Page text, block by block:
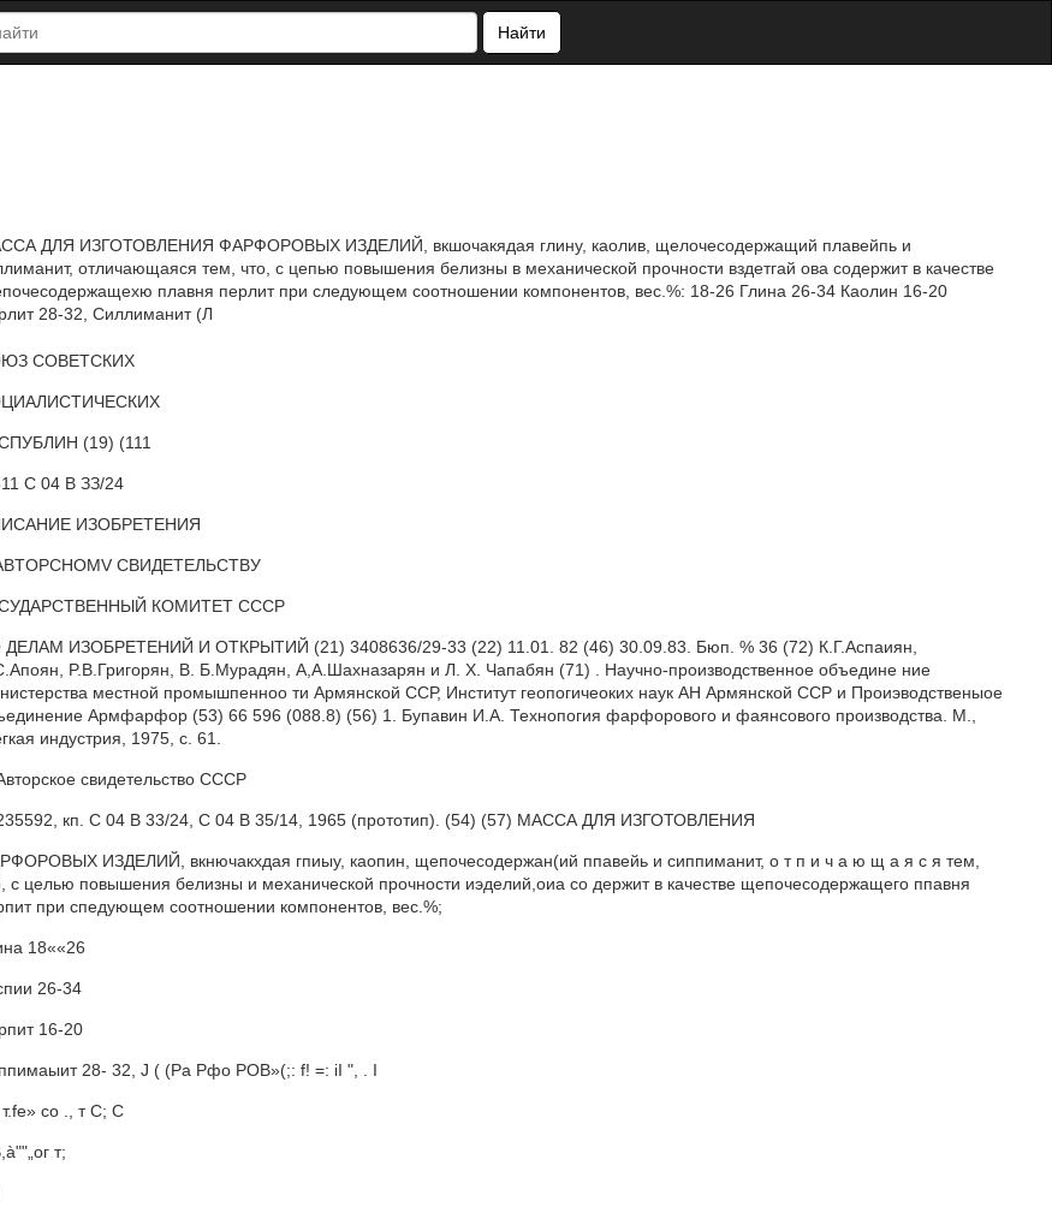
Найти
ДЛЯ ИЗГОТОВЛЕНИЯ ФАРФОРОВЫХ ИЗДЕЛИЙ, вкшочакядая глину, каолив, щелочесодержащий плавейпь и
отличающаяся тем, что, с цепью повышения белизны в механической прочности вздетгай ова содержит в качестве
плавня перлит при следующем соотношении компонентов, вес.%: 18-26 Глина 26-34 Каолин 16-20
28-32, Силлиманит (Л
СОВЕТСКИХ
(19) (111
С 04 В ЗЗ/24
ИЗОБРЕТЕНИЯ
СВИДЕТЕЛЬСТВУ
КОМИТЕТ СССР
ИЗОБРЕТЕНИЙ И ОТКРЫТИЙ (21) 3408636/29-33 (22) 11.01. 82 (46) 30.09.83. Бюп. % 36 (72) К.Г.Аспаиян,
P.B.Григорян, В. Б.Мурадян, А,А.Шахназарян и Л. Х. Чапабян (71) . Научно-производственное объедине ние
местной промышпенноо ти Армянской ССР, Институт геопогичеоких наук АН Армянской CCP и Проиэводственыое
Армфарфор (53) 66 596 (088.8) (56) 1. Бупавин И.А. Технопогия фарфорового и фаянсового производства. М.,
индустрия, 1975, с. 61.
свидетельство СССР
кп. С 04 В 33/24, C 04 В 35/14, 1965 (прототип). (54) (57) МАССА ДЛЯ ИЗГОТОВЛЕНИЯ
ИЗДЕЛИЙ, вкнючакхдая гпиыу, каопин, щепочесодержан(ий ппавейь и сиппиманит, о т п и ч а ю щ а я с я тем,
с целью повышения белизны и механической прочности иэделий,оиа со держит в качестве щепочесодержащего ппавня
при спедующем соотношении компонентов, вес.%;
18««26
26-34
16-20
28- 32, J ( (Ра Рфо РОВ»(;: f! =: iI ", . I
со ., т С; С
т;